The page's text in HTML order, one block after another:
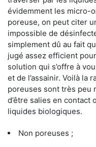
évidemment les micro-
poreuse, on peut citer
impossible de
simplement dû au fait
jugé assez efficient
solution qui s’offre à
et de l’assainir. Voilà la
poreuses sont très peu
d’être salies en contact
liquides biologiques.
Non poreuses ;